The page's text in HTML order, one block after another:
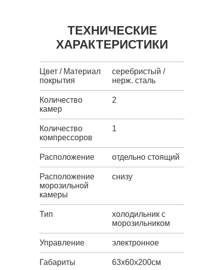
ТЕХНИЧЕСКИЕ
ХАРАКТЕРИСТИКИ
Цвет / Материал
покрытия
серебристый /
нерж. сталь
Количество
камер
2
Количество
компрессоров
1
Расположение отдельно стоящий
Расположение
морозильной
камеры
снизу
Тип
холодильник с
морозильником
Управление электронное
Габариты 63х60х200см